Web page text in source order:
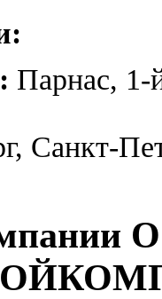
Парнас,
Санкт-